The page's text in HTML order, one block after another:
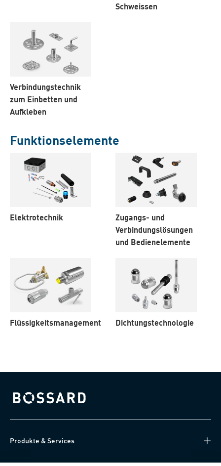
Schweissen
Verbindungstechnik
zum Einbetten und
Aufkleben
Funktionselemente
Elektrotechnik
Zugangs- und
Verbindungslösungen
und Bedienelemente
Flüssigkeitsmanagement Dichtungstechnologie
Bossard homepage
Produkte & Services